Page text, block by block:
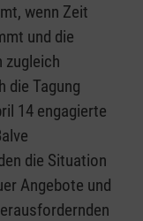
wenn Zeit
und die
zugleich
die Tagung
14 engagierte
die Situation
Angebote und